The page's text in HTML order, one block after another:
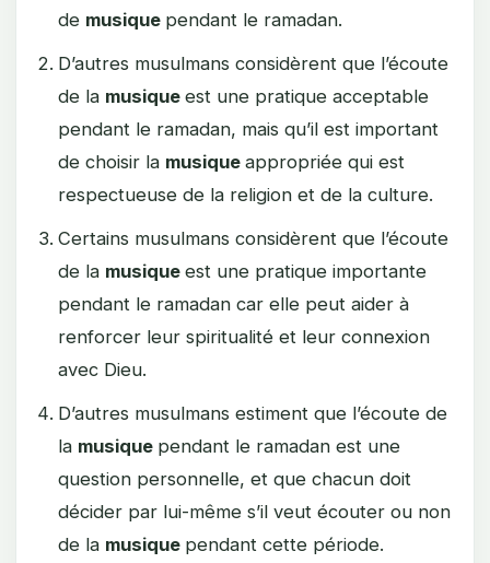
de musique pendant le ramadan.
D’autres musulmans considèrent que l’écoute
de la musique est une pratique acceptable
pendant le ramadan, mais qu’il est important
de choisir la musique appropriée qui est
respectueuse de la religion et de la culture.
Certains musulmans considèrent que l’écoute
de la musique est une pratique importante
pendant le ramadan car elle peut aider à
renforcer leur spiritualité et leur connexion
avec Dieu.
D’autres musulmans estiment que l’écoute de
la musique pendant le ramadan est une
question personnelle, et que chacun doit
décider par lui-même s’il veut écouter ou non
de la musique pendant cette période.